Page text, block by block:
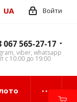
Войти
UA
067 565-27-17
viber, whatsapp
с 10:00 до 19:00